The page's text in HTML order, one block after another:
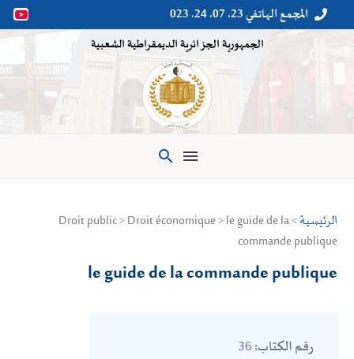

 المجمع الهاتفي 23. 07. 24. 023
الجمهورية الجزائرية الديمقراطية الشعبية

الرئيسية > Droit public > Droit économique > le guide de la
commande publique
le guide de la commande publique
رقم الكتاب: